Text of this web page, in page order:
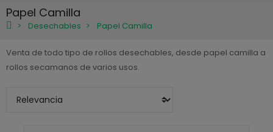
Papel Camilla
Desechables Papel Camilla
Venta de todo tipo de rollos desechables, desde papel camilla a
rollos secamanos de varios usos.